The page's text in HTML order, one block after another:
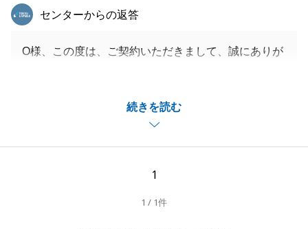
続きを読む
東急リバブル
センターからの返答
O様、この度は、ご契約いただきまして、誠にありが
お引き渡しができました。
O様の資産形成の一つとして携われましたこと、大変
うれしく思います。
この度は、誠にありがとうございました。
1
1 / 1件